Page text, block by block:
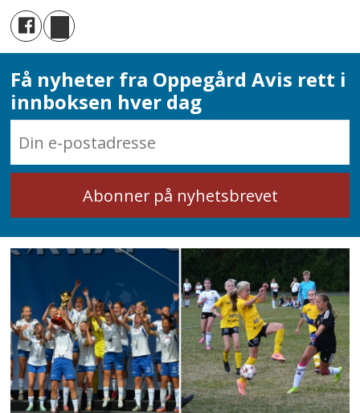
Få nyheter fra Oppegård Avis rett i
innboksen hver dag